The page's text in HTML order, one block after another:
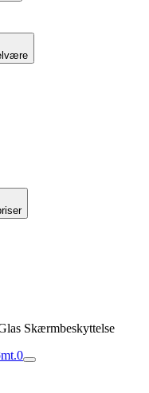
Skærmbeskyttelse
0